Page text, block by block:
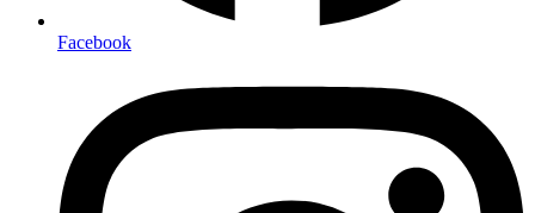
Facebook